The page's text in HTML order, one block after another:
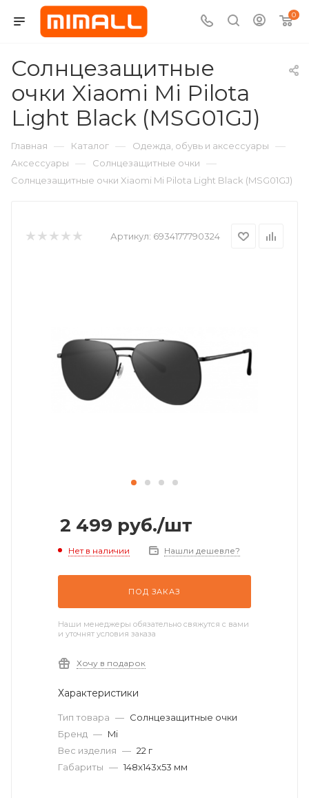
0
Солнцезащитные
очки Xiaomi Mi Pilota
Light Black (MSG01GJ)
Главная — Каталог — Одежда, обувь и аксессуары —
Аксессуары — Солнцезащитные очки —
Солнцезащитные очки Xiaomi Mi Pilota Light Black (MSG01GJ)
Артикул: 6934177790324
2 499 руб./шт
Нет в наличии Нашли дешевле?
ПОД ЗАКАЗ
Наши менеджеры обязательно свяжутся с вами
и уточнят условия заказа
Хочу в подарок
Характеристики
Тип товара — Солнцезащитные очки
Бренд — Mi
Вес изделия — 22 г
Габариты — 148x143x53 мм